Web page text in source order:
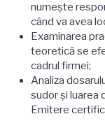
numeşte
când va avea
Examinarea
teoretică se
cadrul firmei;
Analiza
sudor și luarea
Emitere